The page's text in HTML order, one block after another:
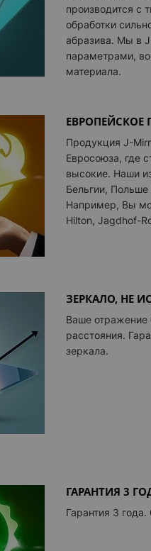
производится с
обработки
абразива. Мы в
параметрами,
материала.
ЕВРОПЕЙСКОЕ
Продукция J-
Евросоюза, где
высокие. Наши
Бельгии,
Например, Вы
Hilton, Jagdhof-
ЗЕРКАЛО, НЕ
Ваше отражение
расстояния.
зеркала.
ГАРАНТИЯ 3
Гарантия 3